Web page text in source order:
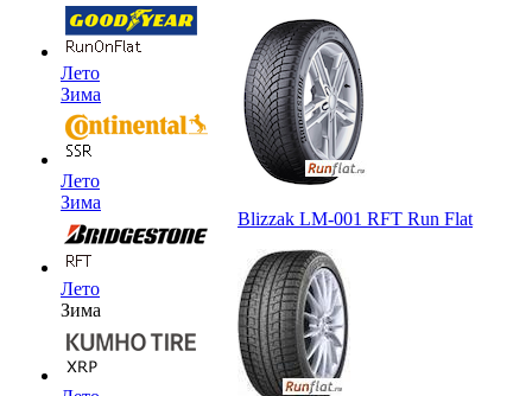
Лето
Зима
Лето
Зима
Лето
Зима
Blizzak LM-001 RFT Run Flat